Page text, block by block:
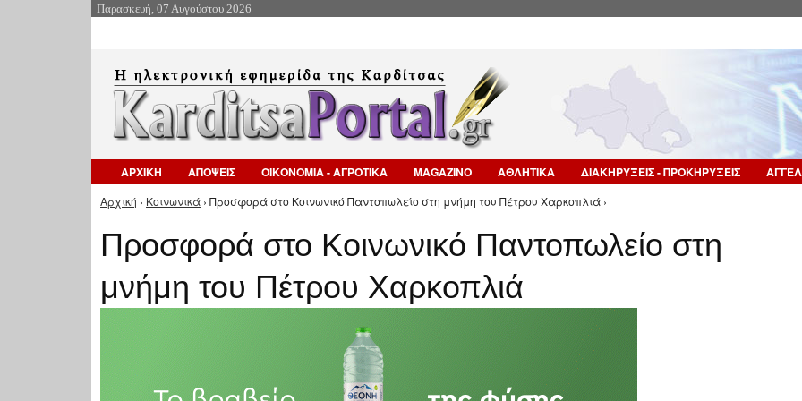
Παρασκευή, 07 Αυγούστου 2026
ΑΡΧΙΚΗ ΑΠΟΨΕΙΣ ΟΙΚΟΝΟΜΙΑ - ΑΓΡΟΤΙΚΑ MAGAZINO ΑΘΛΗΤΙΚΑ ΔΙΑΚΗΡΥΞΕΙΣ - ΠΡΟΚΗΡΥΞΕΙΣ
Είστε εδώ
Αρχική › Κοινωνικά › Προσφορά στο Κοινωνικό Παντοπωλείο στη μνήμη του Πέτρου Χαρκοπλιά ›
Προσφορά στο Κοινωνικό Παντοπωλείο στη
μνήμη του Πέτρου Χαρκοπλιά